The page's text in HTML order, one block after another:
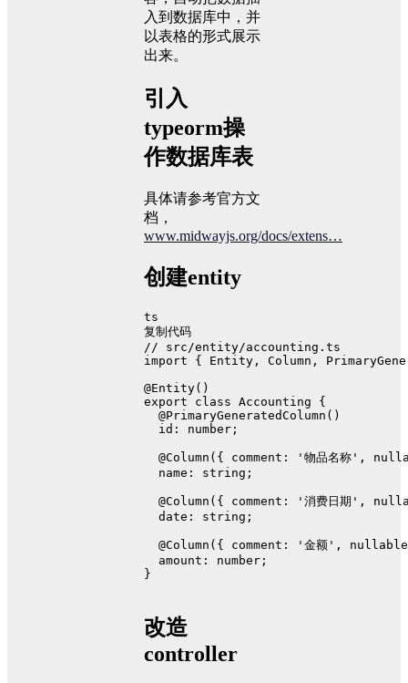
入到数据库中，并
以表格的形式展示
出来。
引入
typeorm操
作数据库表
具体请参考官方文
档，
www.midwayjs.org/docs/extens…
创建entity
ts
复制代码
// src/entity/accounting.ts
import { Entity , Column ,
@Entity()
export
class Accounting {
@PrimaryGeneratedColumn ()
id : number ;
@Column ({ comment : '物品名称' ,
name : string ;
@Column ({ comment : '消费日期' ,
date : string ;
@Column ({ comment : '金额' , nullable
amount : number ;
}
改造
controller